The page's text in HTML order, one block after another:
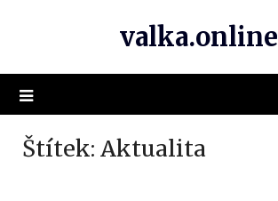
valka.online
Štítek: Aktualita